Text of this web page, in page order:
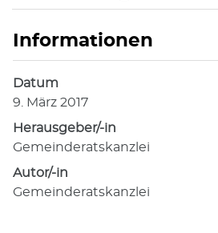
Informationen
Datum
9. März 2017
Herausgeber/-in
Gemeinderatskanzlei
Autor/-in
Gemeinderatskanzlei
Zugehörige Objekte